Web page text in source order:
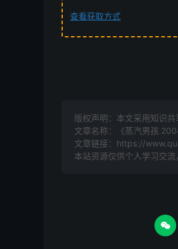
查看获取方式
版权声明：本文采用知识
文章名称：《蒸汽男孩
文章链接： https://
本站资源仅供个人学习交
